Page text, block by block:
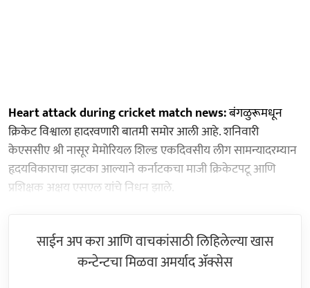
Heart attack during cricket match news:बंगळुरूमधून
क्रिकेट विश्वाला हादरवणारी बातमी समोर आली आहे. शनिवारी
केएससीए श्री नासूर मेमोरियल शिल्ड एकदिवसीय लीग सामन्यादरम्यान
हृदयविकाराचा झटका आल्याने कर्नाटकचा माजी क्रिकेटपटू आणि
प्रशिक्षक अक्षय एसएल यांचे निधन झाले.
साईन अप करा आणि वाचकांसाठी लिहिलेल्या खास
कन्टेन्टचा मिळवा अमर्याद ॲक्सेस